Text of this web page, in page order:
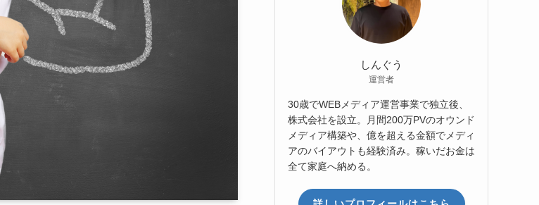
しんぐう
運営者
30歳でWEBメディア運営事業で独立後、
株式会社を設立。月間200万PVのオウンド
メディア構築や、億を超える金額でメディ
アのバイアウトも経験済み。稼いだお金は
全て家庭へ納める。